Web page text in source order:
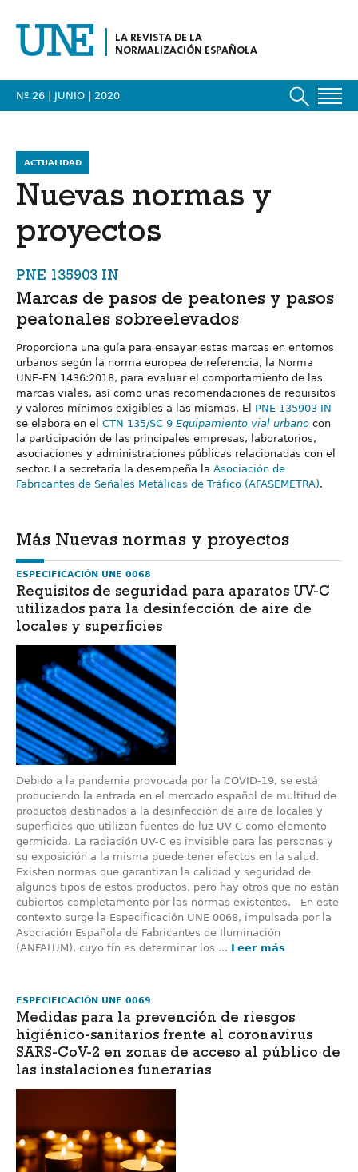
LA REVISTA DE LA
NORMALIZACIÓN ESPAÑOLA
Nº 26 | JUNIO | 2020
ACTUALIDAD
Nuevas normas y
proyectos
PNE 135903 IN
Marcas de pasos de peatones y pasos
peatonales sobreelevados
Proporciona una guía para ensayar estas marcas en entornos
urbanos según la norma europea de referencia, la Norma
UNE-EN 1436:2018, para evaluar el comportamiento de las
marcas viales, así como unas recomendaciones de requisitos
y valores mínimos exigibles a las mismas. El PNE 135903 IN
se elabora en el CTN 135/SC 9 Equipamiento vial urbano con
la participación de las principales empresas, laboratorios,
asociaciones y administraciones públicas relacionadas con el
sector. La secretaría la desempeña la Asociación de
Fabricantes de Señales Metálicas de Tráfico (AFASEMETRA).
Más Nuevas normas y proyectos
ESPECIFICACIÓN UNE 0068
Requisitos de seguridad para aparatos UV-C
utilizados para la desinfección de aire de
locales y superficies
Debido a la pandemia provocada por la COVID-19, se está
produciendo la entrada en el mercado español de multitud de
productos destinados a la desinfección de aire de locales y
superficies que utilizan fuentes de luz UV-C como elemento
germicida. La radiación UV-C es invisible para las personas y
su exposición a la misma puede tener efectos en la salud.
Existen normas que garantizan la calidad y seguridad de
algunos tipos de estos productos, pero hay otros que no están
cubiertos completamente por las normas existentes. En este
contexto surge la Especificación UNE 0068, impulsada por la
Asociación Española de Fabricantes de Iluminación
(ANFALUM), cuyo fin es determinar los ... Leer más
ESPECIFICACIÓN UNE 0069
Medidas para la prevención de riesgos
higiénico-sanitarios frente al coronavirus
SARS-CoV-2 en zonas de acceso al público de
las instalaciones funerarias